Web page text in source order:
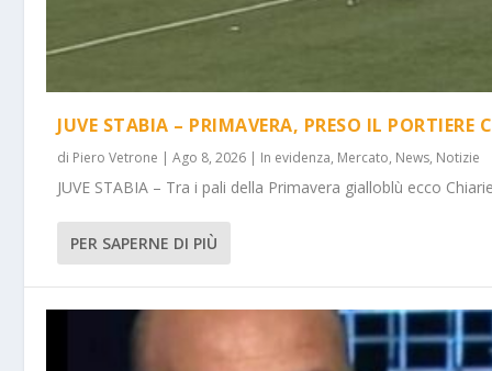
JUVE STABIA – PRIMAVERA, PRESO IL PORTIERE
di Piero Vetrone |Ago 8, 2026 | In evidenza, Mercato, News, Notizie
JUVE STABIA – Tra i pali della Primavera gialloblù ecco
PER SAPERNE DI PIÙ